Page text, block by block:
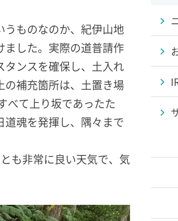
ものなのか、紀伊山地
ました。実際の道普請作
タンスを確保し、土入れ
補充箇所は、土置き場
べて上り坂であったた
魂を発揮し、隅々まで
も非常に良い天気で、気